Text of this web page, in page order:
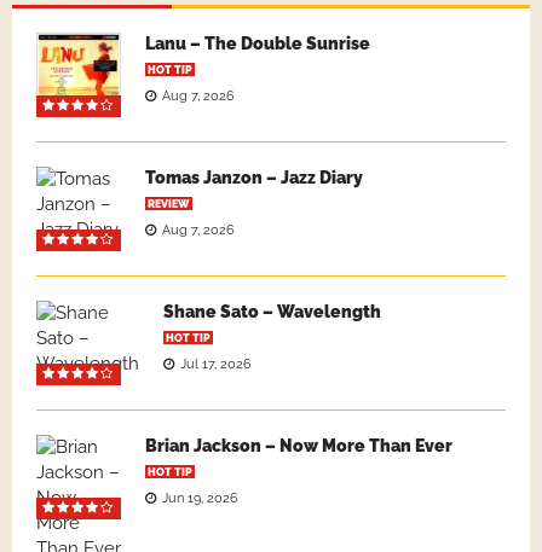
Lanu – The Double Sunrise
HOT TIP
Aug 7, 2026
Tomas Janzon – Jazz Diary
REVIEW
Aug 7, 2026
Shane Sato – Wavelength
HOT TIP
Jul 17, 2026
Brian Jackson – Now More Than Ever
HOT TIP
Jun 19, 2026